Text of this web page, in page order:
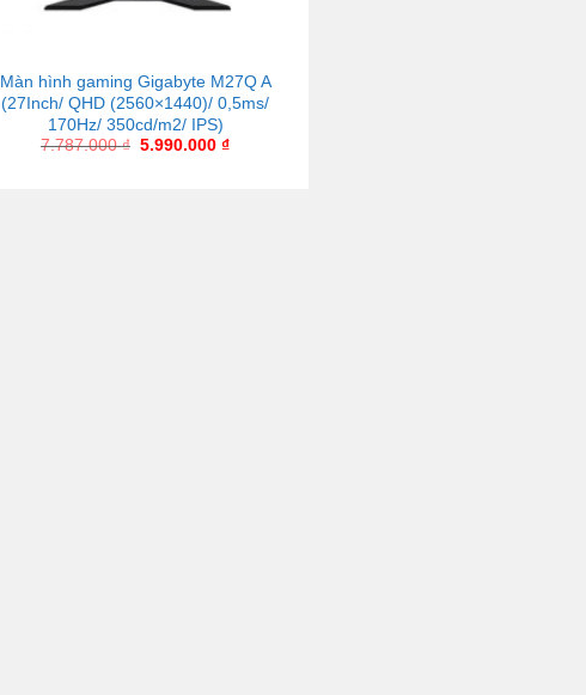
Màn hình gaming Gigabyte M27Q A
(27Inch/ QHD (2560×1440)/ 0,5ms/
170Hz/ 350cd/m2/ IPS)
7.787.000₫ 5.990.000₫